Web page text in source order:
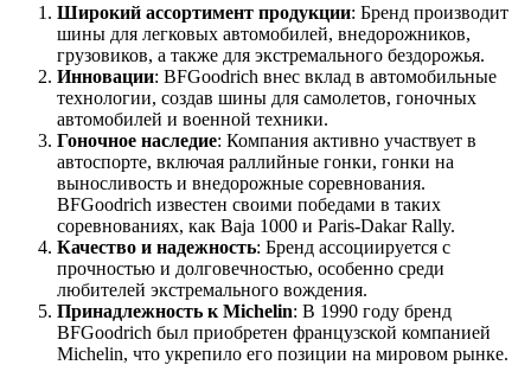
Широкий ассортимент продукции: Бренд производит
шины для легковых автомобилей, внедорожников,
грузовиков, а также для экстремального бездорожья.
Инновации: BFGoodrich внес вклад в автомобильные
технологии, создав шины для самолетов, гоночных
автомобилей и военной техники.
Гоночное наследие: Компания активно участвует в
автоспорте, включая раллийные гонки, гонки на
выносливость и внедорожные соревнования.
BFGoodrich известен своими победами в таких
соревнованиях, как Baja 1000 и Paris-Dakar Rally.
Качество и надежность: Бренд ассоциируется с
прочностью и долговечностью, особенно среди
любителей экстремального вождения.
Принадлежность к Michelin: В 1990 году бренд
BFGoodrich был приобретен французской компанией
Michelin, что укрепило его позиции на мировом рынке.